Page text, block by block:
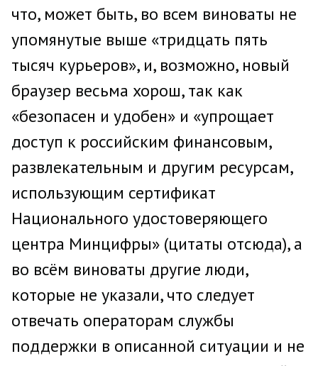
что, может быть, во всем виноваты не
упомянутые выше «тридцать пять
тысяч курьеров», и, возможно, новый
браузер весьма хорош, так как
«безопасен и удобен» и «упрощает
доступ к российским финансовым,
развлекательным и другим ресурсам,
использующим сертификат
Национального удостоверяющего
центра Минцифры» (цитаты отсюда), а
во всём виноваты другие люди,
которые не указали, что следует
отвечать операторам службы
поддержки в описанной ситуации и не